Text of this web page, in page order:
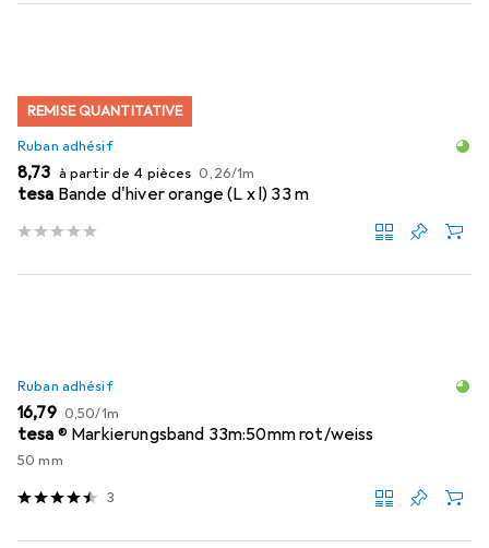
REMISE QUANTITATIVE
Ruban adhésif
EUR
8,73 à partir de 4 pièces EUR
0,26/1m
tesa Bande d'hiver orange (L x l) 33 m
Ruban adhésif
EUR
16,79 EUR
0,50/1m
tesa ® Markierungsband 33m:50mm rot/weiss
50 mm
3